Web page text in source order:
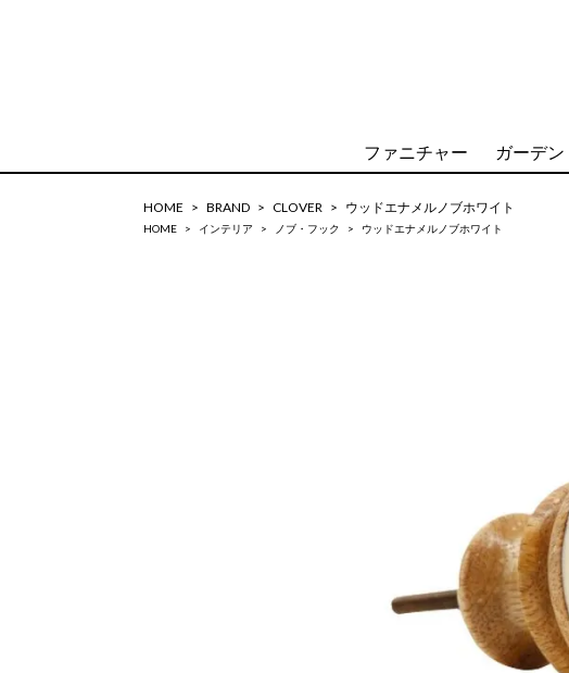
ファニチャー ガーデン
HOME BRAND CLOVER ウッドエナメルノブホワイト
HOME インテリア ノブ・フック ウッドエナメルノブホワイト